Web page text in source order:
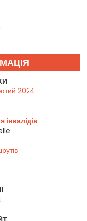
2024
інвалідів